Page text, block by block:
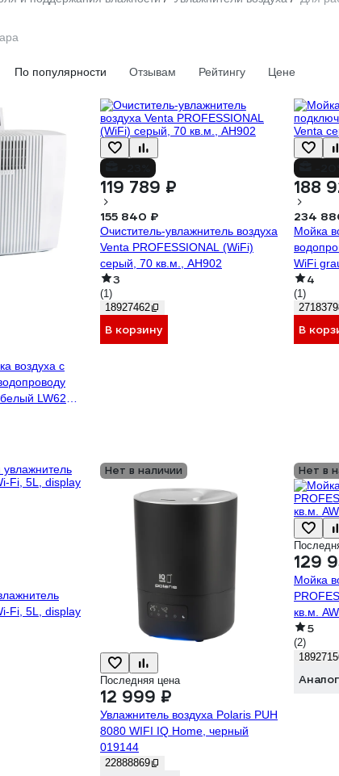
По популярности Отзывам Рейтингу Цене
воздуха с
LW62
119 789 ₽
155 840 ₽
Очиститель-увлажнитель воздуха
Venta PROFESSIONAL (WiFi)
серый, 70 кв.м., AH902
3
(1)
18927462
В корзину
188
234
Мойка
WiFi
4
(1)
В
Fi, 5L, display
Нет в наличии
Последняя цена
12 999 ₽
Увлажнитель воздуха Polaris PUH
8080 WIFI IQ Home, черный
019144
22888869
Нет в
129
Мойка
кв.м.
5
(2)